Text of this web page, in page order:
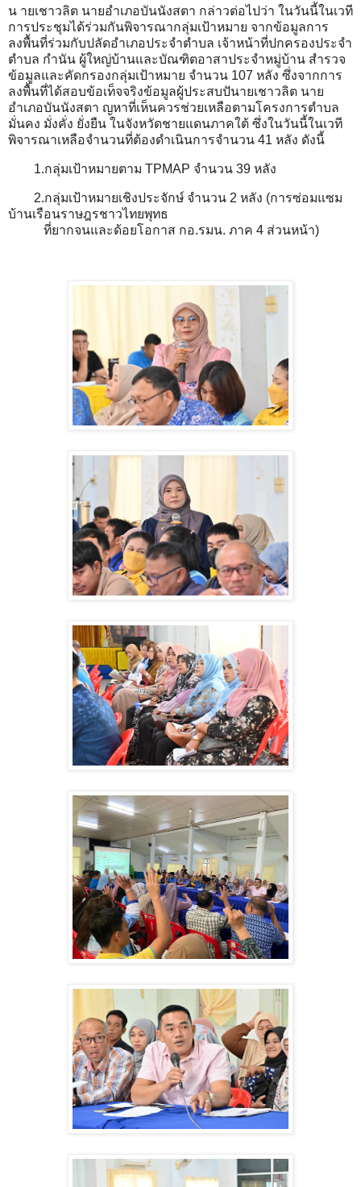
น ายเชาวลิต นายอำเภอบันนังสตา กล่าวต่อไปว่า ในวันนี้ในเวที
การประชุมได้ร่วมกันพิจารณากลุ่มเป้าหมาย จากข้อมูลการ
ลงพื้นที่ร่วมกับปลัดอำเภอประจำตำบล เจ้าหน้าที่ปกครองประจำ
ตำบล กำนัน ผู้ใหญ่บ้านและบัณฑิตอาสาประจำหมู่บ้าน สำรวจ
ข้อมูลและคัดกรองกลุ่มเป้าหมาย จำนวน 107 หลัง ซึ่งจากการ
ลงพื้นที่ได้สอบข้อเท็จจริงข้อมูลผู้ประสบปันายเชาวลิต นาย
อำเภอบันนังสตา ญหาที่เห็นควรช่วยเหลือตามโครงการตำบล
มั่นคง มั่งคั่ง ยั่งยืน ในจังหวัดชายแดนภาคใต้ ซึ่งในวันนี้ในเวที
พิจารณาเหลือจำนวนที่ต้องดำเนินการจำนวน 41 หลัง ดังนี้
1.กลุ่มเป้าหมายตาม TPMAP จำนวน 39 หลัง
2.กลุ่มเป้าหมายเชิงประจักษ์ จำนวน 2 หลัง (การซ่อมแซม
บ้านเรือนราษฎรชาวไทยพุทธ
ที่ยากจนและด้อยโอกาส กอ.รมน. ภาค 4 ส่วนหน้า)